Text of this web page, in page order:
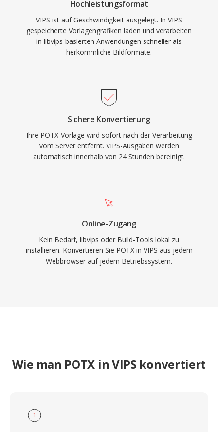
Hochleistungsformat
VIPS ist auf Geschwindigkeit ausgelegt. In VIPS
gespeicherte Vorlagengrafiken laden und verarbeiten
in libvips-basierten Anwendungen schneller als
herkömmliche Bildformate.
Sichere Konvertierung
Ihre POTX-Vorlage wird sofort nach der Verarbeitung
vom Server entfernt. VIPS-Ausgaben werden
automatisch innerhalb von 24 Stunden bereinigt.
Online-Zugang
Kein Bedarf, libvips oder Build-Tools lokal zu
installieren. Konvertieren Sie POTX in VIPS aus jedem
Webbrowser auf jedem Betriebssystem.
Wie man POTX in VIPS konvertiert
1